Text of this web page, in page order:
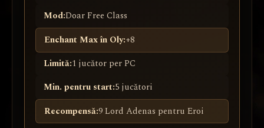
Mod:Doar Free Class
Enchant Max în Oly:+8
Limită:1 jucător per PC
Min. pentru start:5 jucători
Recompensă:9 Lord Adenas pentru Eroi